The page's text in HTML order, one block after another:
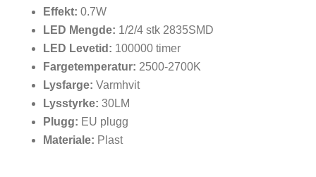
Effekt: 0.7W
LED Mengde: 1/2/4 stk 2835SMD
LED Levetid: 100000 timer
Fargetemperatur: 2500-2700K
Lysfarge: Varmhvit
Lysstyrke: 30LM
Plugg: EU plugg
Materiale: Plast